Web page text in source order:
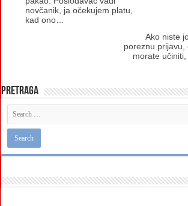
novčanik, ja očekujem platu,
kad ono…
Ako niste
poreznu prijavu,
morate
Pretraga